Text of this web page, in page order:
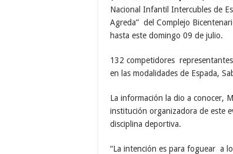
Nacional Infantil Intercubles de
Agreda” del Complejo
hasta este domingo 09 de julio.
132 competidores
en las modalidades de Espada,
La información la dio a conocer,
institución organizadora de este
disciplina deportiva.
“La intención es para foguear a